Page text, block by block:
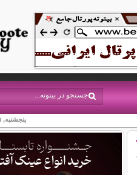
پنجشنبه, ۱۵ مرداد ۱۴۰۵